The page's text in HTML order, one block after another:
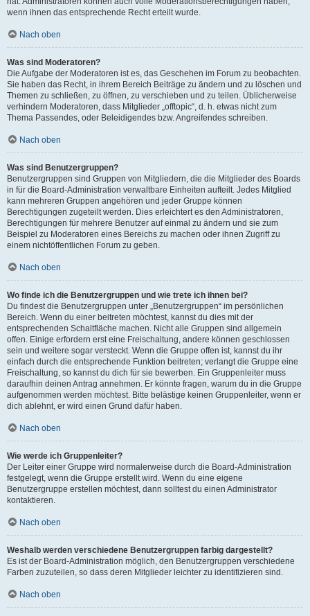
wenn ihnen das entsprechende Recht erteilt wurde.
Nach oben
Was sind Moderatoren?
Die Aufgabe der Moderatoren ist es, das Geschehen im Forum zu beobachten.
Sie haben das Recht, in ihrem Bereich Beiträge zu ändern und zu löschen und
Themen zu schließen, zu öffnen, zu verschieben und zu teilen. Üblicherweise
verhindern Moderatoren, dass Mitglieder „offtopic“, d. h. etwas nicht zum
Thema Passendes, oder Beleidigendes bzw. Angreifendes schreiben.
Nach oben
Was sind Benutzergruppen?
Benutzergruppen sind Gruppen von Mitgliedern, die die Mitglieder des Boards
in für die Board-Administration verwaltbare Einheiten aufteilt. Jedes Mitglied
kann mehreren Gruppen angehören und jeder Gruppe können
Berechtigungen zugeteilt werden. Dies erleichtert es den Administratoren,
Berechtigungen für mehrere Benutzer auf einmal zu ändern und sie zum
Beispiel zu Moderatoren eines Bereichs zu machen oder ihnen Zugriff zu
einem nichtöffentlichen Forum zu geben.
Nach oben
Wo finde ich die Benutzergruppen und wie trete ich ihnen bei?
Du findest die Benutzergruppen unter „Benutzergruppen“ im persönlichen
Bereich. Wenn du einer beitreten möchtest, kannst du dies mit der
entsprechenden Schaltfläche machen. Nicht alle Gruppen sind allgemein
offen. Einige erfordern erst eine Freischaltung, andere können geschlossen
sein und weitere sogar versteckt. Wenn die Gruppe offen ist, kannst du ihr
einfach durch die entsprechende Funktion beitreten; verlangt die Gruppe eine
Freischaltung, so kannst du dich für sie bewerben. Ein Gruppenleiter muss
daraufhin deinen Antrag annehmen. Er könnte fragen, warum du in die Gruppe
aufgenommen werden möchtest. Bitte belästige keinen Gruppenleiter, wenn er
dich ablehnt, er wird einen Grund dafür haben.
Nach oben
Wie werde ich Gruppenleiter?
Der Leiter einer Gruppe wird normalerweise durch die Board-Administration
festgelegt, wenn die Gruppe erstellt wird. Wenn du eine eigene
Benutzergruppe erstellen möchtest, dann solltest du einen Administrator
kontaktieren.
Nach oben
Weshalb werden verschiedene Benutzergruppen farbig dargestellt?
Es ist der Board-Administration möglich, den Benutzergruppen verschiedene
Farben zuzuteilen, so dass deren Mitglieder leichter zu identifizieren sind.
Nach oben